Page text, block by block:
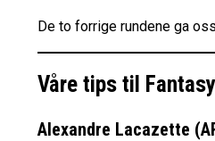
De to forrige rundene ga
Våre tips til
Alexandre Lacazette